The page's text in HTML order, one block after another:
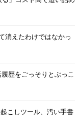
消えたわけではなかっ
歴をごっそりとぶっこ
こしツール、汚い手書